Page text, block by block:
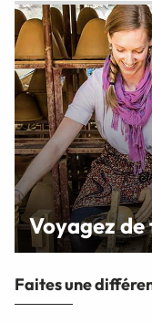
Voyagez
Faites une